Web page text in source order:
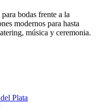
bodas frente a la
modernos para hasta
música y ceremonia.
Plata